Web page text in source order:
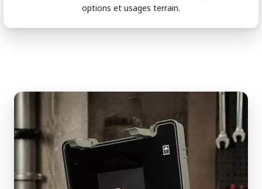
options et usages terrain.